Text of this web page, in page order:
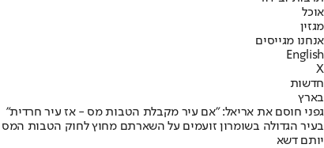
אוכל
מגזין
אנחנו מגייסים
English
X
חדשות
בארץ
גפני חוסם את אריאל: "אם עיר מקבלת הטבות מס - אז עיר חרדית"
בעיר הגדולה בשומרון זועמים על השארתם מחוץ לחוק הטבות המס
יותם דשא